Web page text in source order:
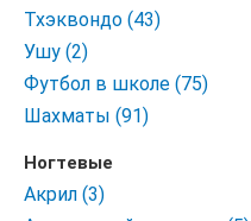
Тхэквондо (43)
Ушу (2)
Футбол в школе (75)
Шахматы (91)
Ногтевые
Акрил (3)